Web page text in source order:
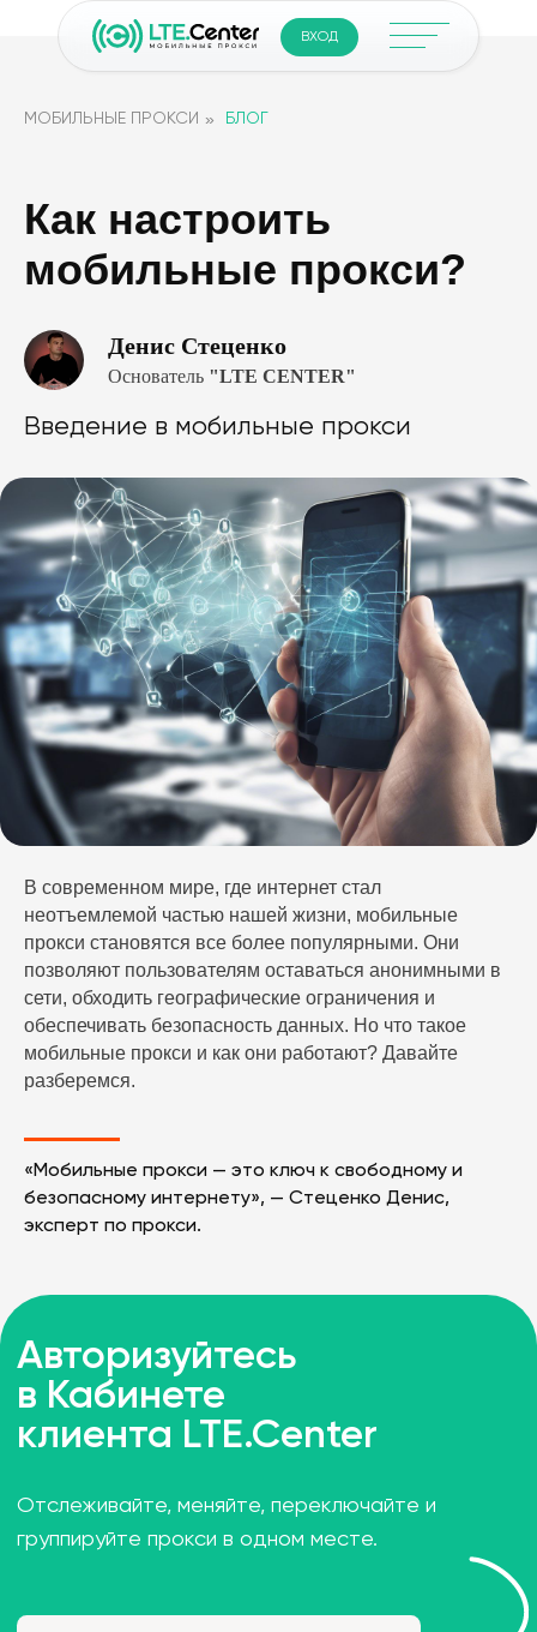
ВХОД
МОБИЛЬНЫЕ ПРОКСИ » БЛОГ
Как настроить
мобильные прокси?
Денис Стеценко
Основатель "LTE CENTER"
Введение в мобильные прокси
В современном мире, где интернет стал
неотъемлемой частью нашей жизни, мобильные
прокси становятся все более популярными. Они
позволяют пользователям оставаться анонимными в
сети, обходить географические ограничения и
обеспечивать безопасность данных. Но что такое
мобильные прокси и как они работают? Давайте
разберемся.
«Мобильные прокси — это ключ к свободному и
безопасному интернету», — Стеценко Денис,
эксперт по прокси.
Отслеживайте, меняйте, переключайте и
Личный кабинет
Авторизуйтесь
в Кабинете
клиента LTE.Center